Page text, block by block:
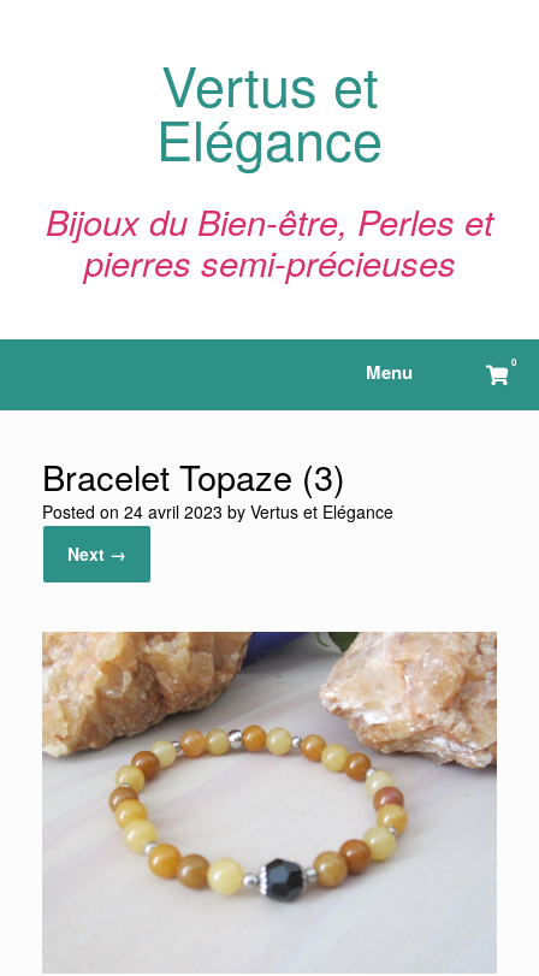
Vertus et
Elégance
Bijoux du Bien-être, Perles et
pierres semi-précieuses
Menu View
cart
0
Bracelet Topaze (3)
Posted on 24 avril 2023 by Vertus et Elégance
Next →